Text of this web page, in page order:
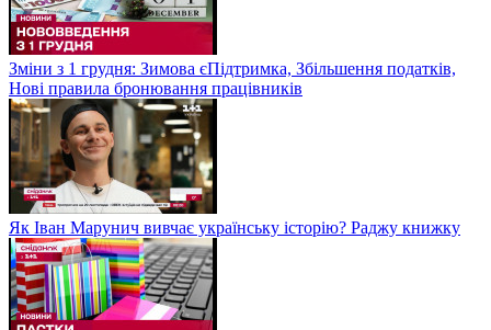
Зміни з 1 грудня: Зимова єПідтримка, Збільшення податків,
Нові правила бронювання працівників
Як Іван Марунич вивчає українську історію? Раджу книжку